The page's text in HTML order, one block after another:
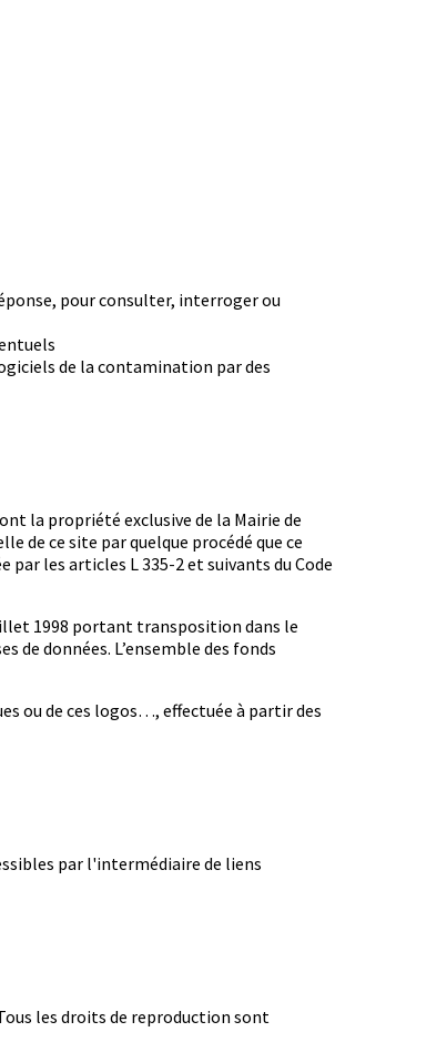
pour consulter, interroger ou
de la contamination par des
la propriété exclusive de la Mairie de
de ce site par quelque procédé que ce
les articles L 335-2 et suivants du Code
1998 portant transposition dans le
de données. L’ensemble des fonds
ou de ces logos…, effectuée à partir des
par l'intermédiaire de liens
les droits de reproduction sont